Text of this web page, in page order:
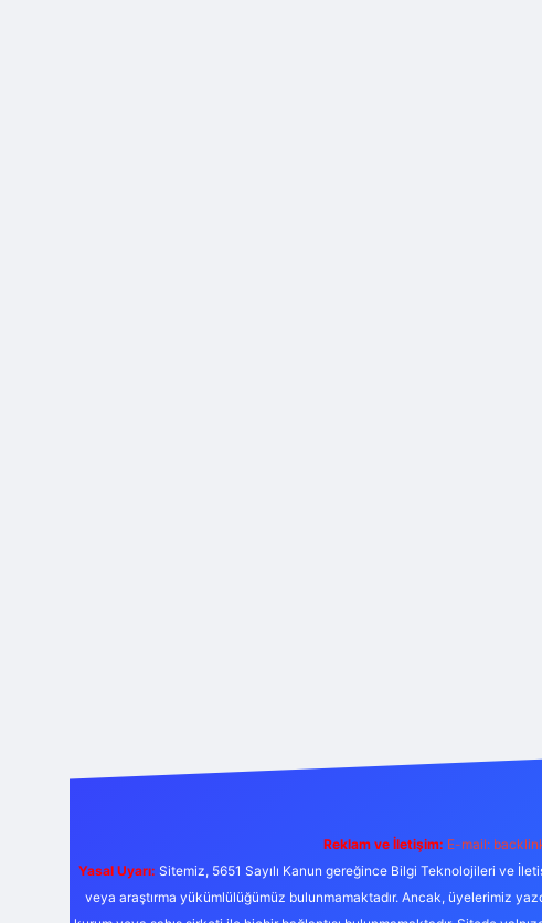
Reklam ve İletişim: E-mail:
Yasal Uyarı: Sitemiz, 5651 Sayılı Kanun gereğince Bilgi Teknolojileri ve
veya araştırma yükümlülüğümüz bulunmamaktadır. Ancak, üyelerimiz